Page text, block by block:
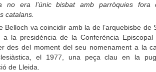
no era l’únic bisbat amb parròquies fora
catalans.
Belloch va coincidir amb la de l’arquebisbe de
a la presidència de la Conferència Episcopal
des del moment del seu nomenament a la
el 1977, una peça clau en la
de Lleida.